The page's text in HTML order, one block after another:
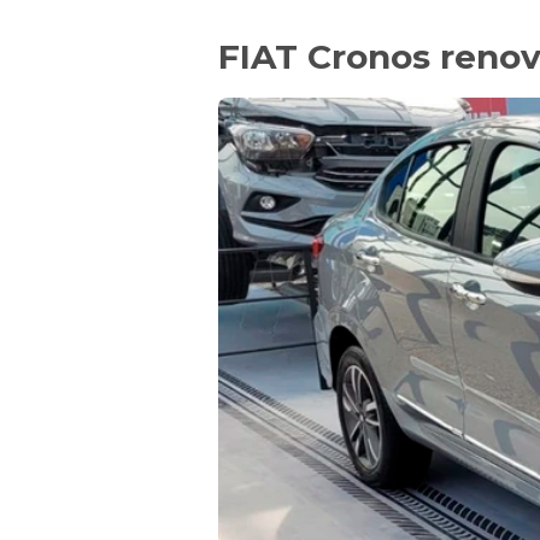
FIAT Cronos